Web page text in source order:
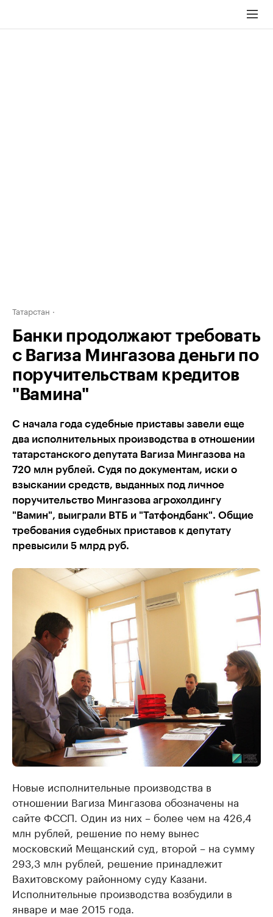
Татарстан
Банки продолжают требовать
с Вагиза Мингазова деньги по
поручительствам кредитов
"Вамина"
С начала года судебные приставы завели еще
два исполнительных производства в отношении
татарстанского депутата Вагиза Мингазова на
720 млн рублей. Судя по документам, иски о
взыскании средств, выданных под личное
поручительство Мингазова агрохолдингу
"Вамин", выиграли ВТБ и "Татфондбанк". Общие
требования судебных приставов к депутату
превысили 5 млрд руб.
Новые исполнительные производства в
отношении Вагиза Мингазова обозначены на
сайте ФССП. Один из них – более чем на 426,4
млн рублей, решение по нему вынес
московский Мещанский суд, второй – на сумму
293,3 млн рублей, решение принадлежит
Вахитовскому районному суду Казани.
Исполнительные производства возбудили в
январе и мае 2015 года.